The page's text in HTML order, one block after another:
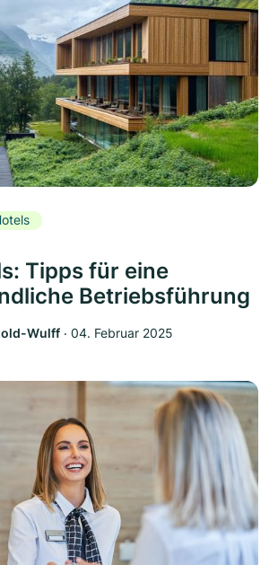
Tipps für eine
Betriebsführung
Wulff ‧ 04. Februar 2025